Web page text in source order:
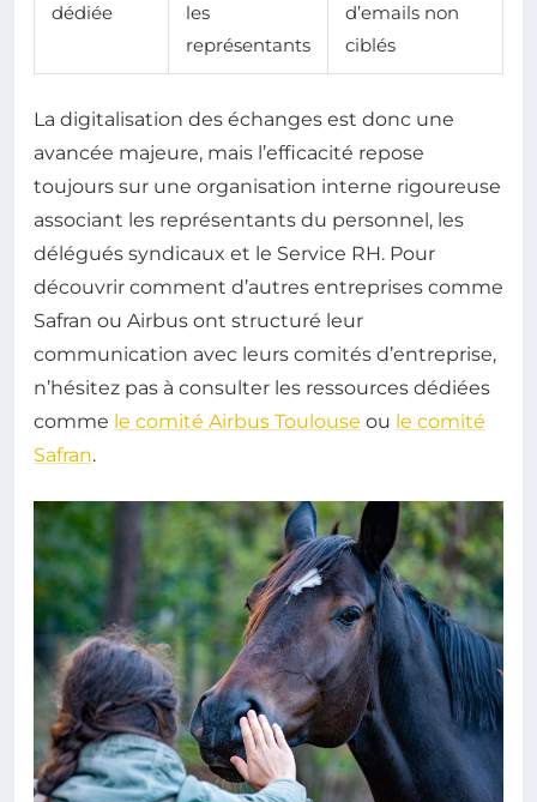
dédiée
les
représentants
d’emails non
ciblés
La digitalisation des échanges est donc une
avancée majeure, mais l’efficacité repose
toujours sur une organisation interne rigoureuse
associant les représentants du personnel, les
délégués syndicaux et le Service RH. Pour
découvrir comment d’autres entreprises comme
Safran ou Airbus ont structuré leur
communication avec leurs comités d’entreprise,
n’hésitez pas à consulter les ressources dédiées
comme le comité Airbus Toulouse ou le comité
Safran.